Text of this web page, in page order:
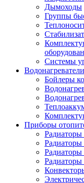
Дымоходы
Группы
Системы
Водонагреватели
Бойлеры
Приборы
Радиаторы
Радиаторы
Радиаторы